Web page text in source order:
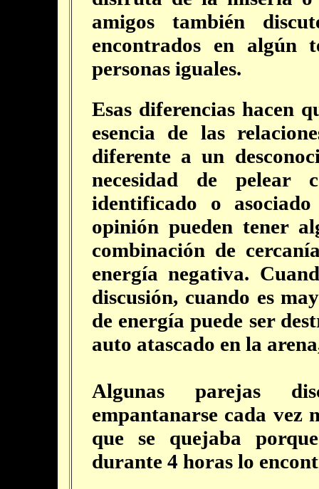
amigos también
encontrados en algún
personas iguales.
Esas diferencias hacen
esencia de las
diferente a un
necesidad de pelear
identificado o
opinión pueden tener
combinación de
energía negativa.
discusión, cuando es
de energía puede ser
auto atascado en la
Algunas parejas
empantanarse cada vez
que se quejaba
durante 4 horas lo